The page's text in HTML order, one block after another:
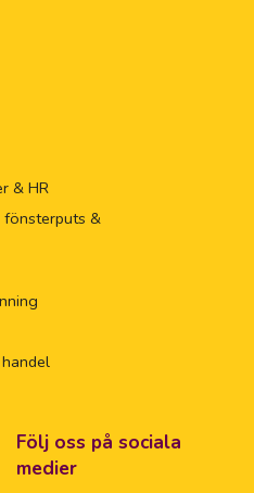
& HR
fönsterputs &
Följ oss på sociala
medier